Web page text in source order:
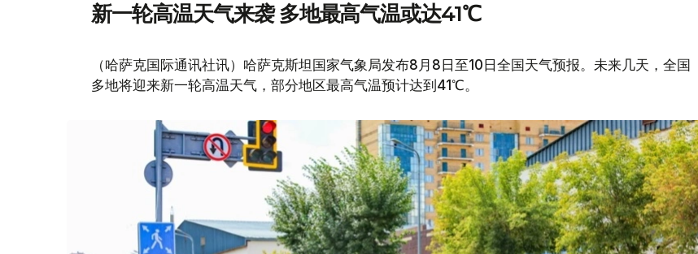
新一轮高温天气来袭 多地最高气温或达41℃
（哈萨克国际通讯社讯）哈萨克斯坦国家气象局发布8月8日至10日全国天气预报。未来几天，全国
多地将迎来新一轮高温天气，部分地区最高气温预计达到41℃。